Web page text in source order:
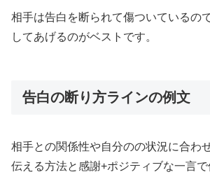
相手は告白を断られて傷ついているの
してあげるのがベストです。
告白の断り方ラインの例文
相手との関係性や自分のの状況に合わ
伝える方法と感謝+ポジティブな一言